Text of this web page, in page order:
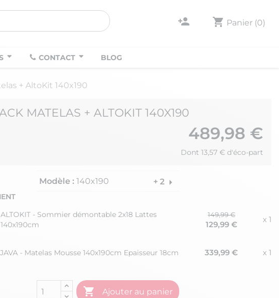
person_add shopping_cart Panier (0)
CONTACT BLOG
+ AltoKit 140x190
MATELAS + ALTOKIT 140X190
489,98 €
Dont 13,57 € d'éco-part
Modèle : 140x190 + 2 arrow_right
ALTOKIT - Sommier démontable 2x18 Lattes
140x190cm
149,99 €
129,99 €
x 1
JAVA - Matelas Mousse 140x190cm Epaisseur 18cm 339,99 € x 1
 Ajouter au panier